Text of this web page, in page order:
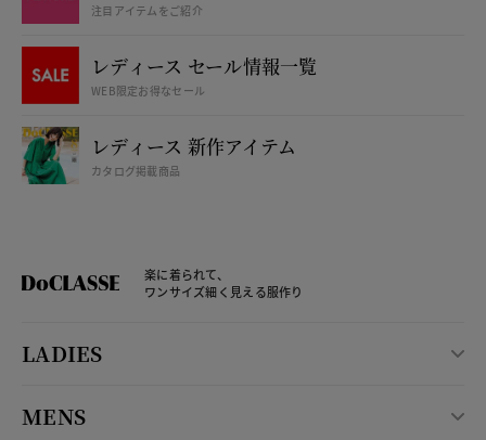
注目アイテムをご紹介
レディース セール情報一覧
WEB限定お得なセール
レディース 新作アイテム
カタログ掲載商品
楽に着られて、
ワンサイズ細く見える服作り
LADIES
MENS